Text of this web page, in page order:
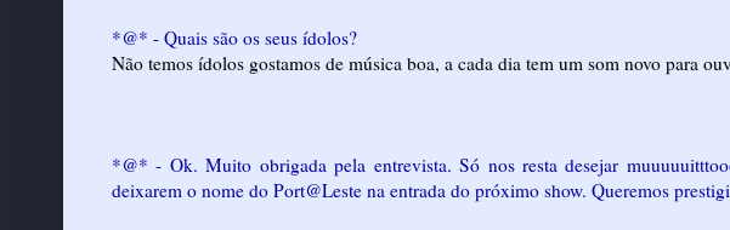
*@* - Quais são os seus ídolos?
Não temos ídolos gostamos de música boa, a cada dia tem um som novo para
*@* - Ok. Muito obrigada pela entrevista. Só nos resta desejar
deixarem o nome do Port@Leste na entrada do próximo show. Queremos